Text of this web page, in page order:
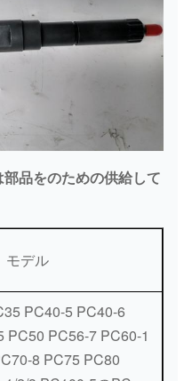
品をのための供給して
モデル
PC40-5 PC40-6
PC50 PC56-7 PC60-1
8 PC75 PC80